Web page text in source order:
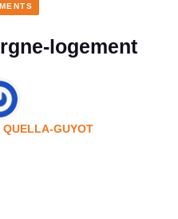
logement
GUYOT